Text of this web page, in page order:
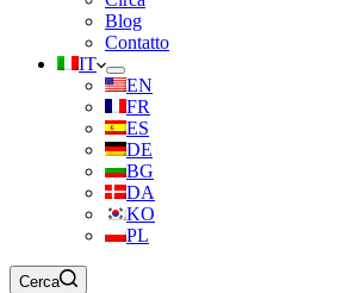
Blog
Contatto
IT
EN
FR
ES
DE
BG
DA
KO
PL
Cerca